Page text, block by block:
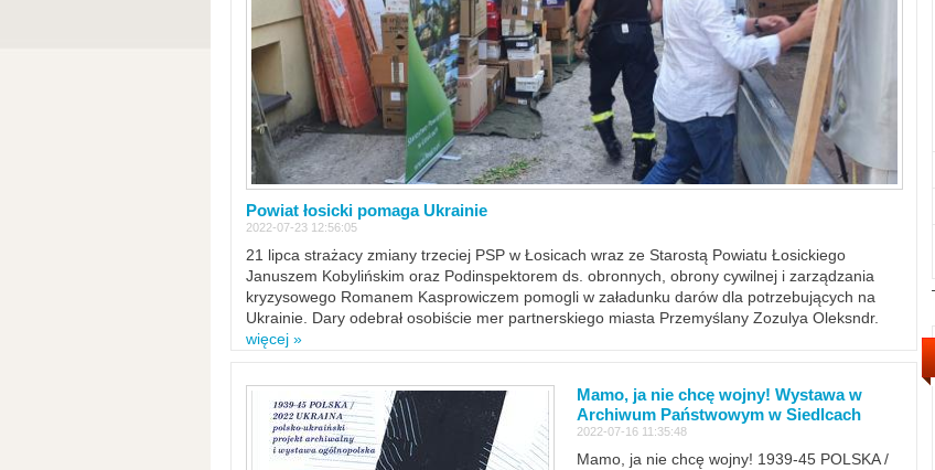
Powiat łosicki pomaga Ukrainie
2022-07-23 12:56:05
21 lipca strażacy zmiany trzeciej PSP w Łosicach wraz ze Starostą Powiatu Łosickiego
Januszem Kobylińskim oraz Podinspektorem ds. obronnych, obrony cywilnej i zarządzania
kryzysowego Romanem Kasprowiczem pomogli w załadunku darów dla potrzebujących na
Ukrainie. Dary odebrał osobiście mer partnerskiego miasta Przemyślany Zozulya Oleksndr.
więcej »
Mamo, ja nie chcę wojny! Wystawa w
Archiwum Państwowym w Siedlcach
2022-07-16 11:35:48
Mamo, ja nie chcę wojny! 1939-45 POLSKA /